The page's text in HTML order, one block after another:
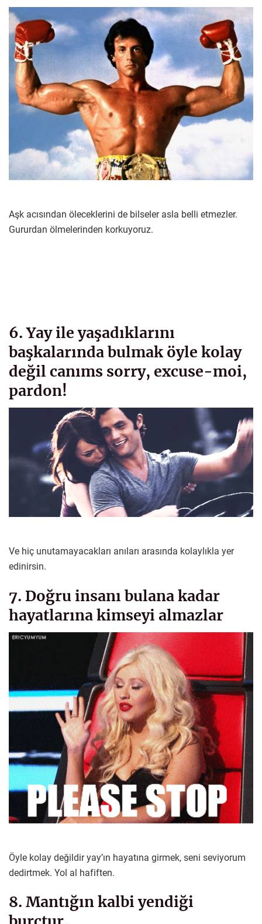
Aşk acısından öleceklerini de bilseler asla belli etmezler.
Gururdan ölmelerinden korkuyoruz.
6. Yay ile yaşadıklarını
başkalarında bulmak öyle kolay
değil canıms sorry, excuse-moi,
pardon!
Ve hiç unutamayacakları anıları arasında kolaylıkla yer
edinirsin.
7. Doğru insanı bulana kadar
hayatlarına kimseyi almazlar
Öyle kolay değildir yay’ın hayatına girmek, seni seviyorum
dedirtmek. Yol al hafiften.
8. Mantığın kalbi yendiği